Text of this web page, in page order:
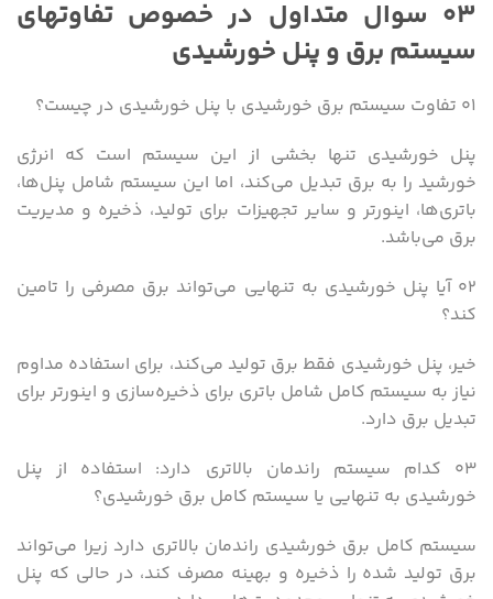
۰۳ سوال متداول در خصوص تفاوتهای
سیستم برق و پنل خورشیدی
۰۱ تفاوت سیستم برق خورشیدی با پنل خورشیدی در چیست؟
پنل خورشیدی تنها بخشی از این سیستم است که انرژی
خورشید را به برق تبدیل می‌کند، اما این سیستم شامل پنل‌ها،
باتری‌ها، اینورتر و سایر تجهیزات برای تولید، ذخیره و مدیریت
برق می‌باشد.
۰۲ آیا پنل خورشیدی به تنهایی می‌تواند برق مصرفی را تامین
کند؟
خیر، پنل خورشیدی فقط برق تولید می‌کند، برای استفاده مداوم
نیاز به سیستم کامل شامل باتری برای ذخیره‌سازی و اینورتر برای
تبدیل برق دارد.
۰۳ کدام سیستم راندمان بالاتری دارد: استفاده از پنل
خورشیدی به تنهایی یا سیستم کامل برق خورشیدی؟
سیستم کامل برق خورشیدی راندمان بالاتری دارد زیرا می‌تواند
برق تولید شده را ذخیره و بهینه مصرف کند، در حالی که پنل